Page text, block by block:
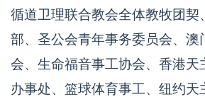
循道卫理联合教会全体教牧团契
部、圣公会青年事务委员会、澳
会、生命福音事工协会、香港天
办事处、篮球体育事工、纽约天